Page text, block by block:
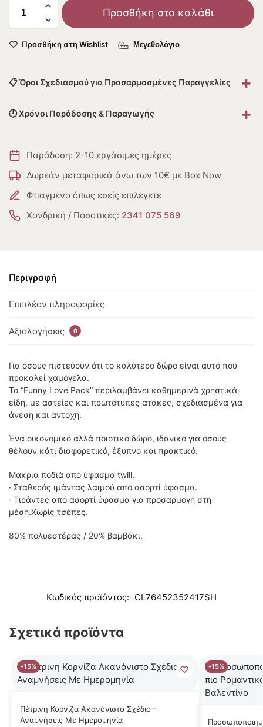
Προσθήκη στο καλάθι
Προσθήκη στη Wishlist Μεγεθολόγιο
📋 Όροι Σχεδιασμού για Προσαρμοσμένες Παραγγελίες +
🕐 Χρόνοι Παράδοσης & Παραγωγής +
Παράδοση: 2-10 εργάσιμες ημέρες
Δωρεάν μεταφορικά άνω των 10€ με Box Now
Φτιαγμένο όπως εσείς επιλέγετε
Χονδρική / Ποσοτικές: 2341 075 569
Περιγραφή
Επιπλέον πληροφορίες
Αξιολογήσεις 0
Για όσους πιστεύουν ότι το καλύτερο δώρο είναι αυτό που
προκαλεί χαμόγελα.
Το “Funny Love Pack” περιλαμβάνει καθημερινά χρηστικά
είδη, με αστείες και πρωτότυπες ατάκες, σχεδιασμένα για
άνεση και αντοχή.
Ένα οικονομικό αλλά ποιοτικό δώρο, ιδανικό για όσους
θέλουν κάτι διαφορετικό, έξυπνο και πρακτικό.
Μακριά ποδιά από ύφασμα twill.
· Σταθερός ιμάντας λαιμού από ασορτί ύφασμα.
· Τιράντες από ασορτί ύφασμα για προσαρμογή στη
μέση.Χωρίς τσέπες.
80% πολυεστέρας / 20% βαμβάκι,
Κωδικός προϊόντος: CL76452352417SH
Σχετικά προϊόντα
-15%
Πέτρινη Κορνίζα Ακανόνιστο Σχέδιο –
Αναμνήσεις Με Ημερομηνία
-15%